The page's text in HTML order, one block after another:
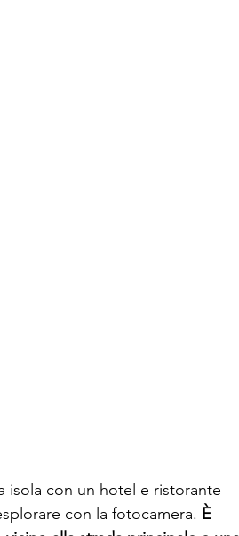
isola con un hotel e ristorante
con la fotocamera. È